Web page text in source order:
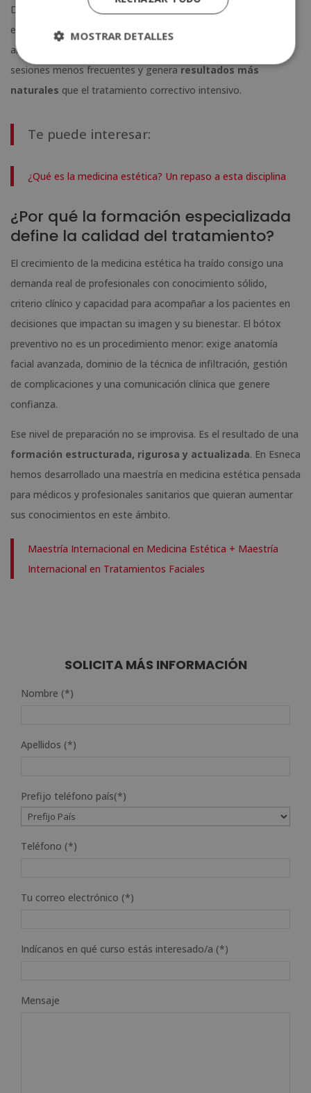
Desde una perspectiva clínica, el abordaje preventivo también
es más eficiente a largo plazo. Intervenir antes de que las
arrugas se consoliden requiere menos producto, implica
sesiones menos frecuentes y generaresultados más
naturales que el tratamiento correctivo intensivo.
Te puede interesar:
¿Qué es la medicina estética? Un repaso a esta disciplina
¿Por qué la formación especializada
define la calidad del tratamiento?
El crecimiento de la medicina estética ha traído consigo una
demanda real de profesionales con conocimiento sólido,
criterio clínico y capacidad para acompañar a los pacientes en
decisiones que impactan su imagen y su bienestar. El bótox
preventivo no es un procedimiento menor: exige anatomía
facial avanzada, dominio de la técnica de infiltración, gestión
de complicaciones y una comunicación clínica que genere
confianza.
Ese nivel de preparación no se improvisa. Es el resultado de una
formación estructurada, rigurosa y actualizada. En Esneca
hemos desarrollado una maestría en medicina estética pensada
para médicos y profesionales sanitarios que quieran aumentar
sus conocimientos en este ámbito.
Maestría Internacional en Medicina Estética + Maestría
Internacional en Tratamientos Faciales
SOLICITA MÁS INFORMACIÓN
Nombre (*)
Apellidos (*)
Prefijo teléfono país(*)
Teléfono (*)
Tu correo electrónico (*)
Indícanos en qué curso estás interesado/a (*)
Mensaje
MOSTRAR DETALLES